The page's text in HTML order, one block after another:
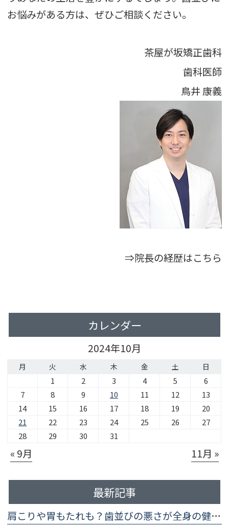
お悩みがある方は、ぜひご相談ください。
茶屋が坂矯正歯科
歯科医師
鳥井 康義
⇒院長の経歴はこちら
カレンダー
2024年10月
月 火 水 木 金 土 日
1 2 3 4 5
6
7
8 9 10 11 12
13
14
15 16 17 18 19
20
21
22 23 24 25 26
27
28
29 30 31
« 9月 11月 »
最新記事
肩こりや胃もたれも？歯並びの悪さが全身の健康に及ぼす5つの影響